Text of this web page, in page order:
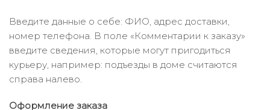
Введите данные о себе: ФИО, адрес доставки,
номер телефона. В поле «Комментарии к заказу»
введите сведения, которые могут пригодиться
курьеру, например: подъезды в доме считаются
справа налево.
Оформление заказа